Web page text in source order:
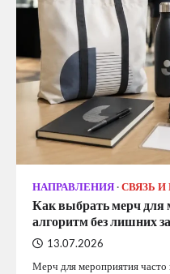
НАПРАВЛЕНИЯ СВЯЗЬ
Как выбрать мерч для
алгоритм без лишних
13.07.2026
Мерч для мероприятия